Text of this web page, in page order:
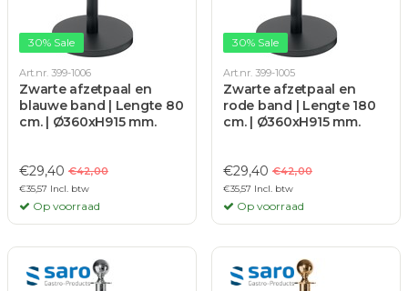
30% Sale
Art.nr. 399-1006
Zwarte afzetpaal en
blauwe band | Lengte 80
cm. | Ø360xH915 mm.
€29,40 €42,00
€35,57 Incl. btw
Op voorraad
30% Sale
Art.nr. 399-1005
Zwarte afzetpaal en
rode band | Lengte 180
cm. | Ø360xH915 mm.
€29,40 €42,00
€35,57 Incl. btw
Op voorraad